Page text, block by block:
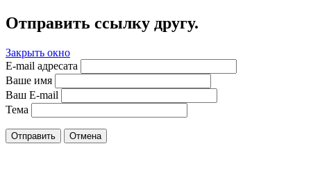
Отправить ссылку другу.
Закрыть окно
E-mail адресата
Ваше имя
Ваш E-mail
Тема
Отправить Отмена